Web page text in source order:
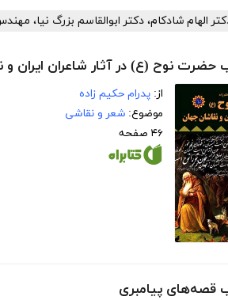
الهام شادکام، دکتر ابوالقاسم بزرگ نیا،
حضرت نوح (ع) در آثار شاعران ایران
از: پدرام حکیم زاده
موضوع: شعر و نقاشی
۴۶ صفحه
قصه‌های پیامبری